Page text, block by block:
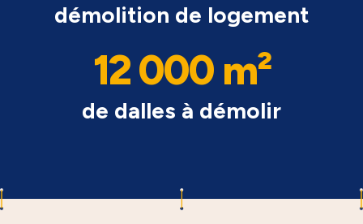
démolition de logement
12 000 m²
de dalles à démolir